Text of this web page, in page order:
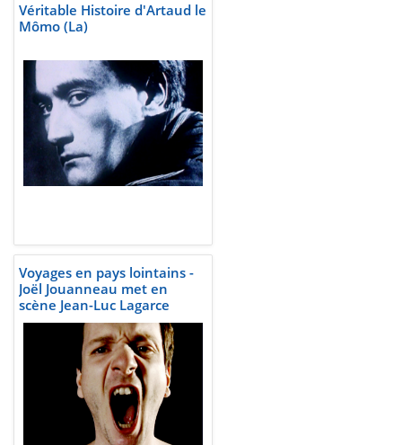
Véritable Histoire d'Artaud le
Mômo (La)
Voyages en pays lointains -
Joël Jouanneau met en
scène Jean-Luc Lagarce